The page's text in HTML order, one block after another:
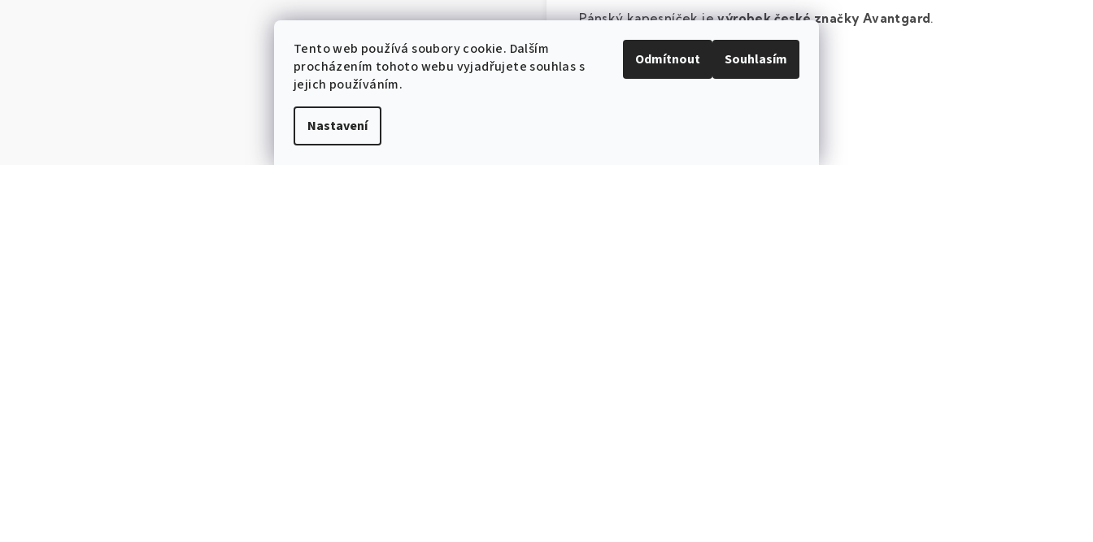
Tento web používá soubory cookie. Dalším
procházením tohoto webu vyjadřujete souhlas s
jejich používáním.
Nastavení
Odmítnout Souhlasím
Pánský kapesníček je výrobek české značky Avantgard.